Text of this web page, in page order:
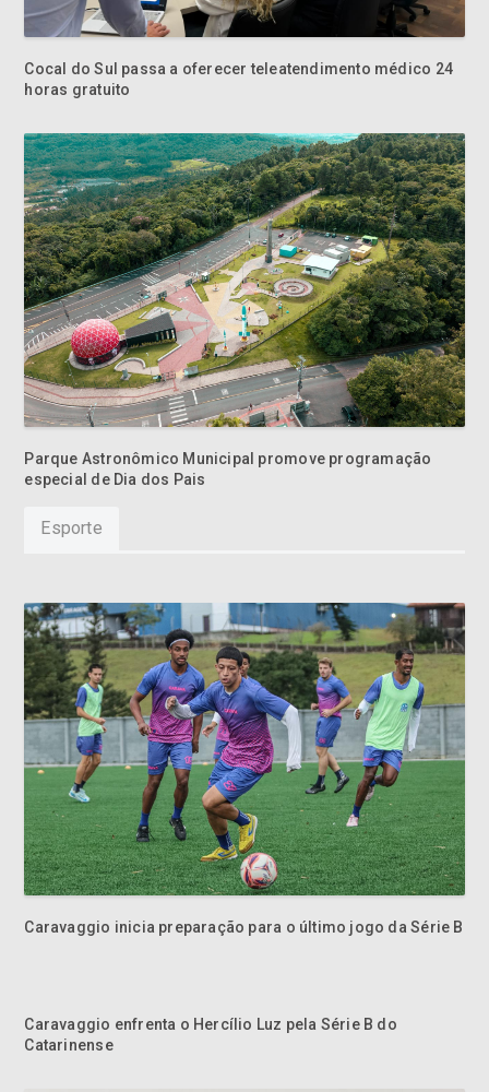
Cocal do Sul passa a oferecer teleatendimento médico 24
horas gratuito
Parque Astronômico Municipal promove programação
especial de Dia dos Pais
Esporte
Caravaggio inicia preparação para o último jogo da Série B
Caravaggio enfrenta o Hercílio Luz pela Série B do
Catarinense